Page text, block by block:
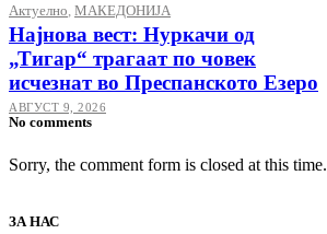
Актуелно МАКЕДОНИЈА
Најнова вест: Нуркачи од
„Тигар“ трагаат по човек
исчезнат во Преспанското Езеро
АВГУСТ 9, 2026
No comments
Sorry, the comment form is closed at this time.
ЗА НАС